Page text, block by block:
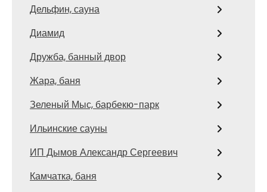
Дельфин, сауна
Диамид
Дружба, банный двор
Жара, баня
Зеленый Мыс, барбекю-парк
Ильинские сауны
ИП Дымов Александр Сергеевич
Камчатка, баня